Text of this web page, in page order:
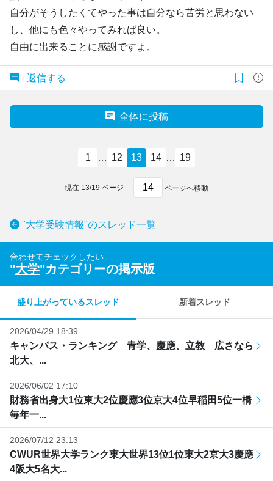
自分がそうしたくてやった事は自分なら苦労と思わない
し、他にも色々やってみれば良い。
自由に出来ることに感謝ですよ。
返信する
全体に投稿
1 … 12 13 14 … 19
現在 13/19 ページ ページへ移動
"大学受験情報"のスレッド一覧
合わせてチェックしたい
"大学"カテゴリーの掲示版
盛り上がっているスレッド 新着スレッド
2026/04/29 18:39
キャンパス・ランキング 青学、慶應、立教 広さなら
北大、...
2026/06/02 17:10
財務省出身大1位東大2位慶應3位京大4位早稲田5位一橋
毎年一...
2026/07/12 23:13
CWUR世界大学ランク東大世界13位1位東大2京大3慶應
4阪大5名大...